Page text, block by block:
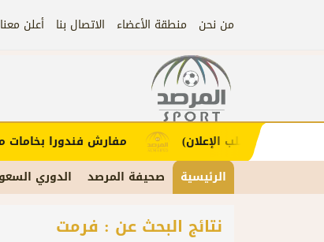
من نحن منطقة الأعضاء الاتصال بنا أعلن معنا
الرئيسية صحيفة المرصد الدوري
مفارش فندورا بخامات (اضغط لطلب الإعلان)
نتائج البحث عن : فرمت